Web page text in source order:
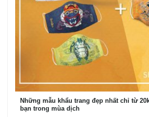
Những mẫu khẩu trang đẹp nhất chỉ từ
bạn trong mùa dịch